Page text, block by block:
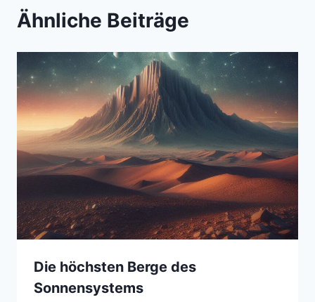
Ähnliche Beiträge
Die höchsten Berge des
Sonnensystems